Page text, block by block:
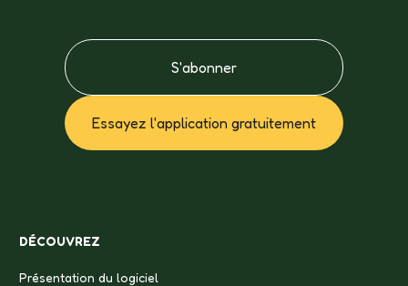
S'abonner
Essayez l'application gratuitement
DÉCOUVREZ
Présentation du logiciel